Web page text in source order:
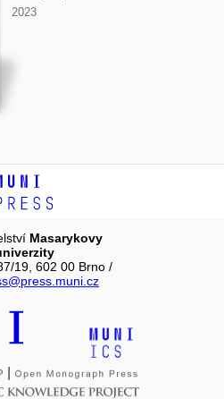
2023
Masarykovy
19, 602 00 Brno /